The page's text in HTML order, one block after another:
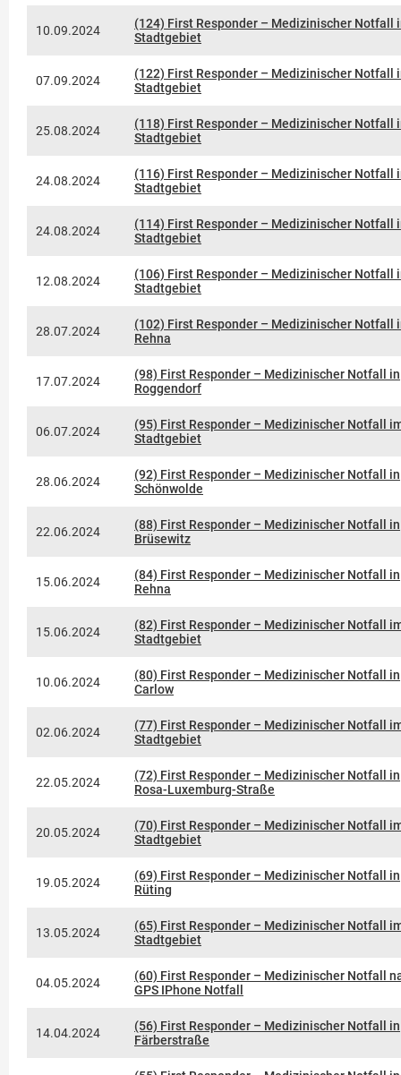
10.09.2024
(124) First Responder – Medizinischer Notfall
Stadtgebiet
07.09.2024
(122) First Responder – Medizinischer Notfall
Stadtgebiet
25.08.2024
(118) First Responder – Medizinischer Notfall
Stadtgebiet
24.08.2024
(116) First Responder – Medizinischer Notfall
Stadtgebiet
24.08.2024
(114) First Responder – Medizinischer Notfall
Stadtgebiet
12.08.2024
(106) First Responder – Medizinischer Notfall
Stadtgebiet
28.07.2024
(102) First Responder – Medizinischer Notfall
Rehna
17.07.2024
(98) First Responder – Medizinischer Notfall in
Roggendorf
06.07.2024
(95) First Responder – Medizinischer Notfall
Stadtgebiet
28.06.2024
(92) First Responder – Medizinischer Notfall in
Schönwolde
22.06.2024
(88) First Responder – Medizinischer Notfall in
Brüsewitz
15.06.2024
(84) First Responder – Medizinischer Notfall in
Rehna
15.06.2024
(82) First Responder – Medizinischer Notfall
Stadtgebiet
10.06.2024
(80) First Responder – Medizinischer Notfall in
Carlow
02.06.2024
(77) First Responder – Medizinischer Notfall
Stadtgebiet
22.05.2024
(72) First Responder – Medizinischer Notfall in
Rosa-Luxemburg-Straße
20.05.2024
(70) First Responder – Medizinischer Notfall
Stadtgebiet
19.05.2024
(69) First Responder – Medizinischer Notfall in
Rüting
13.05.2024
(65) First Responder – Medizinischer Notfall
Stadtgebiet
04.05.2024
(60) First Responder – Medizinischer Notfall
GPS IPhone Notfall
14.04.2024
(56) First Responder – Medizinischer Notfall in
Färberstraße